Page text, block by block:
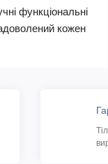
функціональні
кожен